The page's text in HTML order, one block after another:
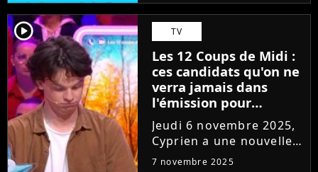
bien trop concentré
pour découvrir la
nouvelle étoile
mystérieuse. Et sa
cagnotte risque même...
player2 TV
Les 12 Coups de Midi :
ces candidats qu'on ne
verra jamais dans
l'émission pour
remplacer Cyprien
Jeudi 6 novembre 2025,
Cyprien a une nouvelle
fois dominé tous ses
7 novembre 2025